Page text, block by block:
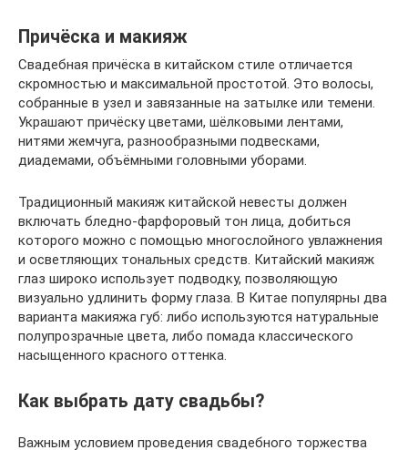
Причёска и макияж
Свадебная причёска в китайском стиле отличается
скромностью и максимальной простотой. Это волосы,
собранные в узел и завязанные на затылке или темени.
Украшают причёску цветами, шёлковыми лентами,
нитями жемчуга, разнообразными подвесками,
диадемами, объёмными головными уборами.
Традиционный макияж китайской невесты должен
включать бледно-фарфоровый тон лица, добиться
которого можно с помощью многослойного увлажнения
и осветляющих тональных средств. Китайский макияж
глаз широко использует подводку, позволяющую
визуально удлинить форму глаза. В Китае популярны два
варианта макияжа губ: либо используются натуральные
полупрозрачные цвета, либо помада классического
насыщенного красного оттенка.
Как выбрать дату свадьбы?
Важным условием проведения свадебного торжества